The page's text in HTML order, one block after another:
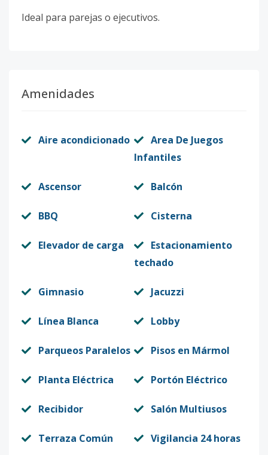
Ideal para parejas o ejecutivos.
Amenidades
Aire acondicionado
Area De Juegos
Infantiles
Ascensor Balcón
BBQ Cisterna
Elevador de carga
Estacionamiento
techado
Gimnasio Jacuzzi
Línea Blanca Lobby
Parqueos Paralelos Pisos en Mármol
Planta Eléctrica Portón Eléctrico
Recibidor Salón Multiusos
Terraza Común Vigilancia 24 horas